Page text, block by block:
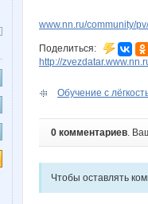
www.nn.ru/community/
Поделиться:
http://
Обучение с
0 комментариев.
Чтобы оставлять